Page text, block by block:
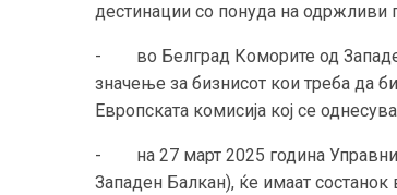
дестинации со понуда на одржливи
- во Белград Коморите од Западен
значење за бизнисот кои треба да
Европската комисија кој се
- на 27 март 2025 година
Западен Балкан), ќе имаат